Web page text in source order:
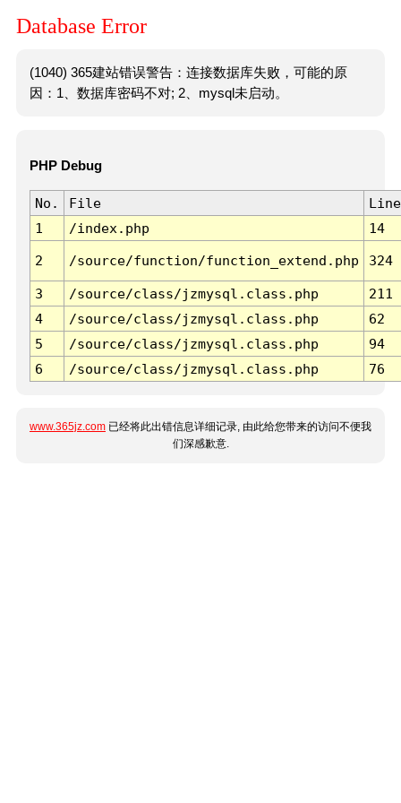
Database Error
(1040) 365建站错误警告：连接数据库失败，可能的原
因：1、数据库密码不对; 2、mysql未启动。
PHP Debug
No. File
Line
1
/index.php 14
2 /source/function/function_extend.php 324
3 /source/class/jzmysql.class.php
211
4
/source/class/jzmysql.class.php
62
5
/source/class/jzmysql.class.php
94
6
/source/class/jzmysql.class.php 76
www.365jz.com 已经将此出错信息详细记录, 由此给您带来的访问不便我
们深感歉意.